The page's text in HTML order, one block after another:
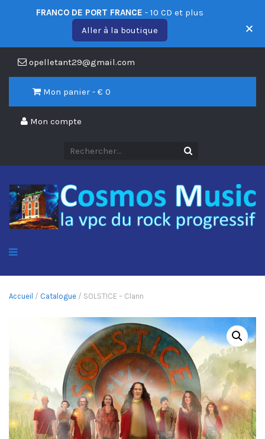
opelletant29@gmail.com
Mon panier - € 0
Mon compte
Accueil / Catalogue / SOLSTICE – Clann
FRANCO DE PORT FRANCE - 10 CD et plus
Aller à la boutique